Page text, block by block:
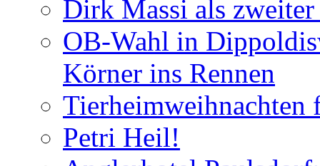
Dirk Massi als
OB-Wahl in
Körner ins Rennen
Tierheimweihnachten
Petri Heil!